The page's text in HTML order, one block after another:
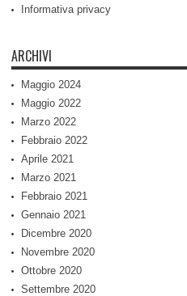
Informativa privacy
ARCHIVI
Maggio 2024
Maggio 2022
Marzo 2022
Febbraio 2022
Aprile 2021
Marzo 2021
Febbraio 2021
Gennaio 2021
Dicembre 2020
Novembre 2020
Ottobre 2020
Settembre 2020